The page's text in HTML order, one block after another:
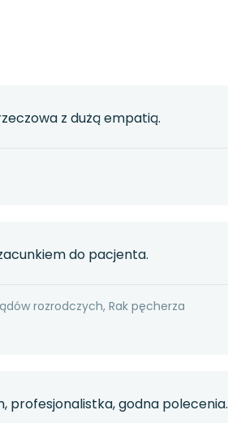
z dużą empatią.
do pacjenta.
rozrodczych, Rak pęcherza
profesjonalistka, godna polecenia.